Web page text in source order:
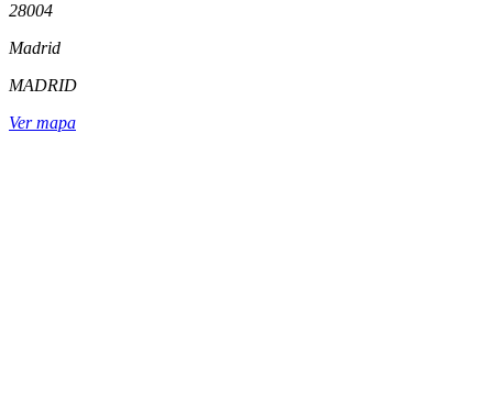
28004
Madrid
MADRID
Ver mapa